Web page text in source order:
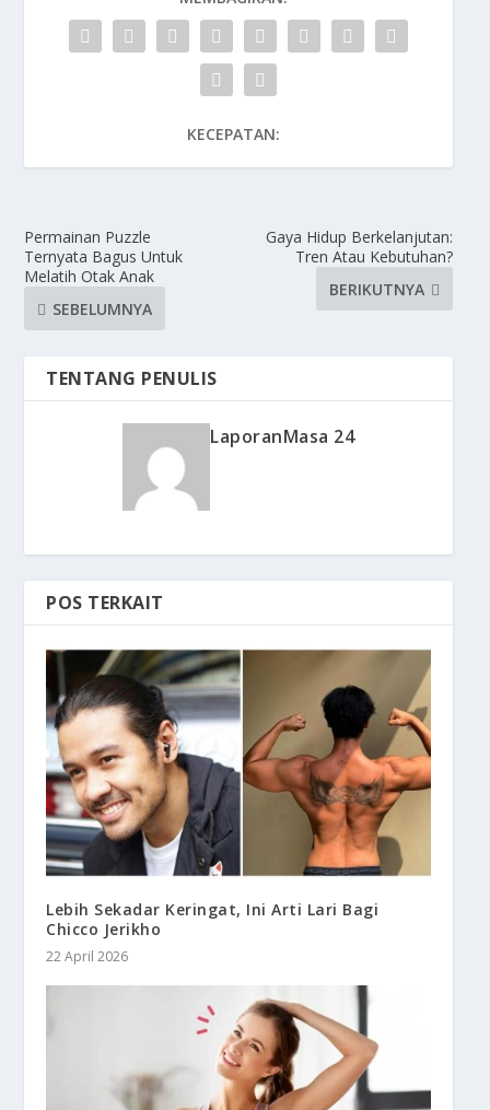
KECEPATAN:
Permainan Puzzle
Ternyata Bagus Untuk
Melatih Otak Anak
SEBELUMNYA
Gaya Hidup Berkelanjutan:
Tren Atau Kebutuhan?
BERIKUTNYA
TENTANG PENULIS
LaporanMasa 24
POS TERKAIT
Lebih Sekadar Keringat, Ini Arti Lari Bagi
Chicco Jerikho
22 April 2026